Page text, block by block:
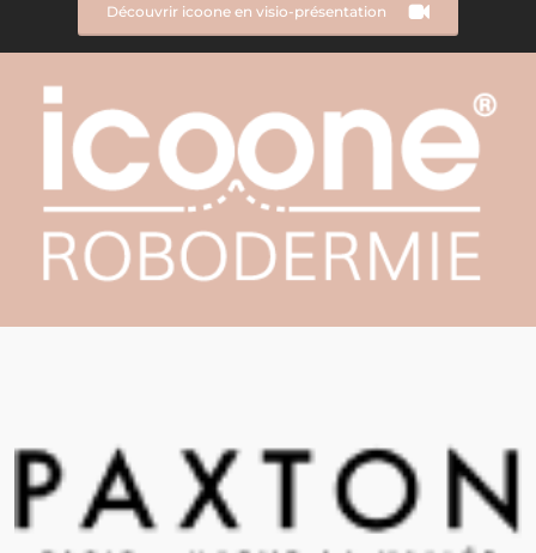
Découvrir icoone en visio-présentation